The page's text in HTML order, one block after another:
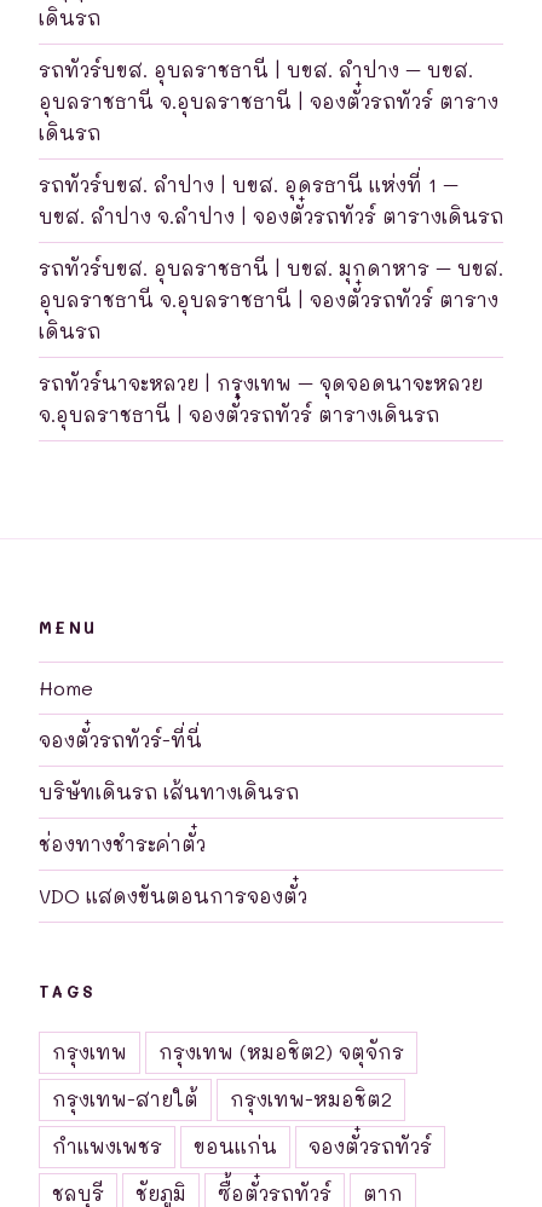
เดินรถ
รถทัวร์บขส. อุบลราชธานี | บขส. ลำปาง – บขส.
อุบลราชธานี จ.อุบลราชธานี | จองตั๋วรถทัวร์ ตาราง
เดินรถ
รถทัวร์บขส. ลำปาง | บขส. อุดรธานี แห่งที่ 1 –
บขส. ลำปาง จ.ลำปาง | จองตั๋วรถทัวร์ ตารางเดินรถ
รถทัวร์บขส. อุบลราชธานี | บขส. มุกดาหาร – บขส.
อุบลราชธานี จ.อุบลราชธานี | จองตั๋วรถทัวร์ ตาราง
เดินรถ
รถทัวร์นาจะหลวย | กรุงเทพ – จุดจอดนาจะหลวย
จ.อุบลราชธานี | จองตั๋วรถทัวร์ ตารางเดินรถ
MENU
Home
จองตั๋วรถทัวร์-ที่นี่
บริษัทเดินรถ เส้นทางเดินรถ
ช่องทางชำระค่าตั๋ว
VDO แสดงขันตอนการจองตั๋ว
TAGS
กรุงเทพ
กรุงเทพ (หมอชิต2) จตุจักร
กรุงเทพ-สายใต้
กรุงเทพ-หมอชิต2
กำแพงเพชร
ขอนแก่น
จองตั๋วรถทัวร์
ชลบุรี
ชัยภูมิ ซื้อตั๋วรถทัวร์
ตาก